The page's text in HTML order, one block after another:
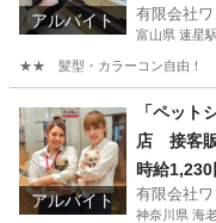
アルバイト 有限会社
富山県 速星駅
★★ 髪型・カラーコン自由！
速星駅
アルバイト
「ペット
店 接客
時給1,230
有限会社
神奈川県 海